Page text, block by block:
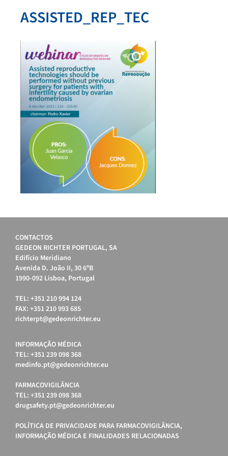
ASSISTED_REP_TEC
CONTACTOS
GEDEON RICHTER PORTUGAL, SA
Edifício Meridiano
Avenida D. João II, 30 6ºB
1990-092 Lisboa, Portugal
TEL: +351 210 994 124
FAX: +351 210 993 685
richterpt@gedeonrichter.eu
INFORMAÇÃO MÉDICA
TEL: +351 239 098 368
medinfo.pt@gedeonrichter.eu
FARMACOVIGILÂNCIA
TEL: +351 239 098 368
drugsafety.pt@gedeonrichter.eu
POLÍTICA DE PRIVACIDADE PARA FARMACOVIGILÂNCIA,
INFORMAÇÃO MÉDICA E FINALIDADES RELACIONADAS